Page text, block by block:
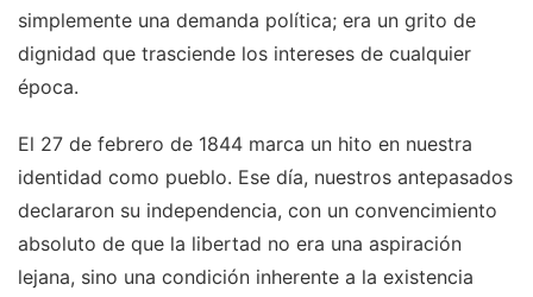
simplemente una demanda política; era un grito de
dignidad que trasciende los intereses de cualquier
época.
El 27 de febrero de 1844 marca un hito en nuestra
identidad como pueblo. Ese día, nuestros antepasados
declararon su independencia, con un convencimiento
absoluto de que la libertad no era una aspiración
lejana, sino una condición inherente a la existencia